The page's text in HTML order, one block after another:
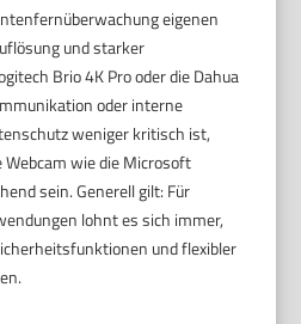
eigenen
und starker
Brio 4K Pro oder die Dahua
oder interne
weniger kritisch ist,
wie die Microsoft
sein. Generell gilt: Für
lohnt es sich immer,
und flexibler